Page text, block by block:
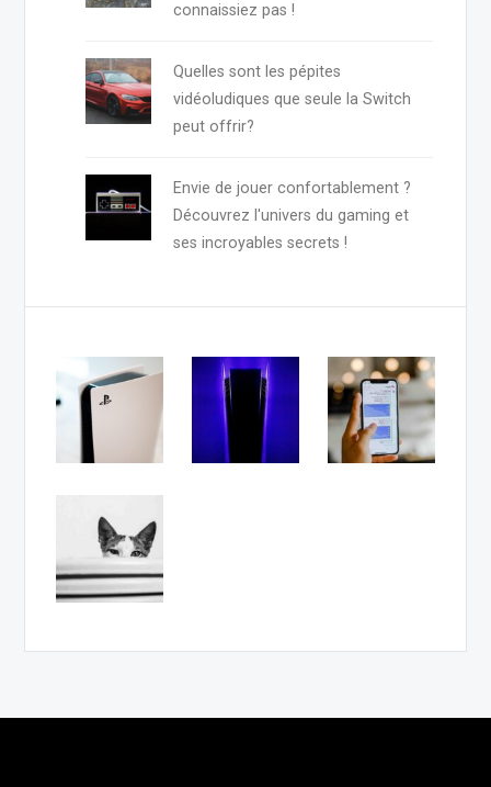
connaissiez pas !
Quelles sont les pépites
vidéoludiques que seule la Switch
peut offrir?
Envie de jouer confortablement ?
Découvrez l'univers du gaming et
ses incroyables secrets !